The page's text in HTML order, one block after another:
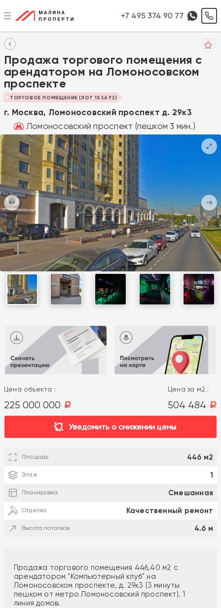
+7 495 374 90 77
Продажа торгового помещения с
арендатором на Ломоносовском
проспекте
ТОРГОВОЕ ПОМЕЩЕНИЕ (ЛОТ 153673)
г. Москва, Ломоносовский проспект д. 29к3
Ломоносовский проспект (пешком 3 мин.)
Цена объекта :
225 000 000 a
Цена за м2 :
504 484 a
Уведомить о снижении цены
Площадь 446 м2
Этаж 1
Планировка Смешанная
Отделка Качественный ремонт
Высота потолков 4.6 м
Продажа торгового помещения 446,40 м2 с
арендатором "Компьютерный клуб" на
Ломоносовском проспекте, д. 29к3 (3 минуты
пешком от метро Ломоносовский проспект). 1
линия домов.